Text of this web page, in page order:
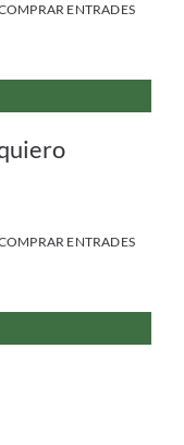
ENTRADES
ENTRADES